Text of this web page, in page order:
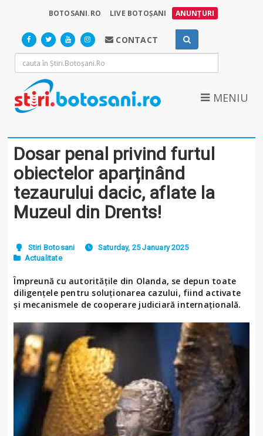
BOTOSANI.RO LIVE BOTOȘANI ANUNȚURI
CONTACT
MENIU
Dosar penal privind furtul
obiectelor aparținând
tezaurului dacic, aflate la
Muzeul din Drents!
Stiri Botosani
Saturday, 25 January 2025
Actualitate
Împreună cu autoritățile din Olanda, se depun toate
diligențele pentru soluționarea cazului, fiind activate
și mecanismele de cooperare judiciară internațională.